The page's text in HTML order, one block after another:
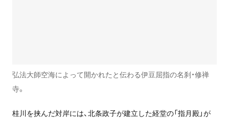
弘法大師空海によって開かれたと伝わる伊豆屈指の名刹・修禅
寺。
桂川を挟んだ対岸には、北条政子が建立した経堂の「指月殿」が